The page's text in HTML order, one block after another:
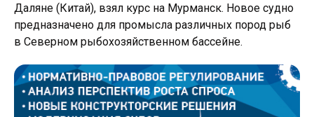
Даляне (Китай), взял курс на Мурманск. Новое судно
предназначено для промысла различных пород рыб
в Северном рыбохозяйственном бассейне.